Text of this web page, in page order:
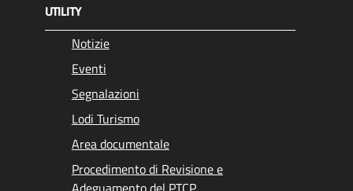
UTILITY
Notizie
Eventi
Segnalazioni
Lodi Turismo
Area documentale
Procedimento di Revisione e